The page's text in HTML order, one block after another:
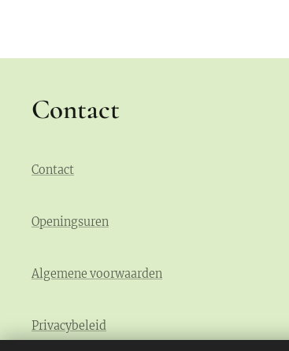
Contact
Contact
Openingsuren
Algemene voorwaarden
Privacybeleid